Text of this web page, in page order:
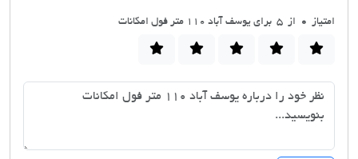
امتیاز 0 از 5 برای یوسف آباد 110 متر فول امکانات